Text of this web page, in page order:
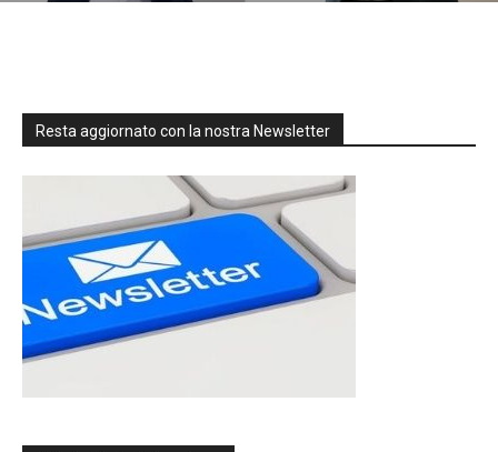
Resta aggiornato con la nostra Newsletter